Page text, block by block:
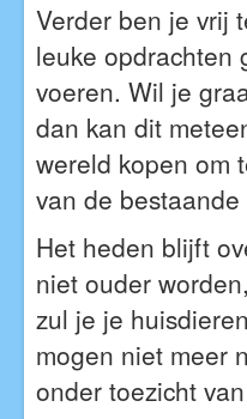
Verder ben je vrij
leuke opdrachten
voeren. Wil je
dan kan dit
wereld kopen om
van de bestaande
Het heden blijft
niet ouder
zul je je
mogen niet meer
onder toezicht